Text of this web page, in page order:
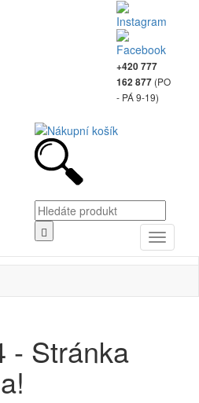
+420 777
162 877 (PO
- PÁ 9-19)
Toggle
- Stránka